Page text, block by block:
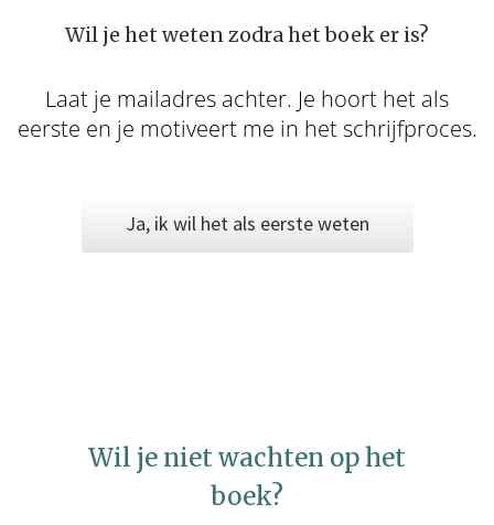
Wil je het weten zodra het boek er is?
Laat je mailadres achter. Je hoort het als
eerste en je motiveert me in het schrijfproces.
Ja, ik wil het als eerste weten
Wil je niet wachten op het
boek?